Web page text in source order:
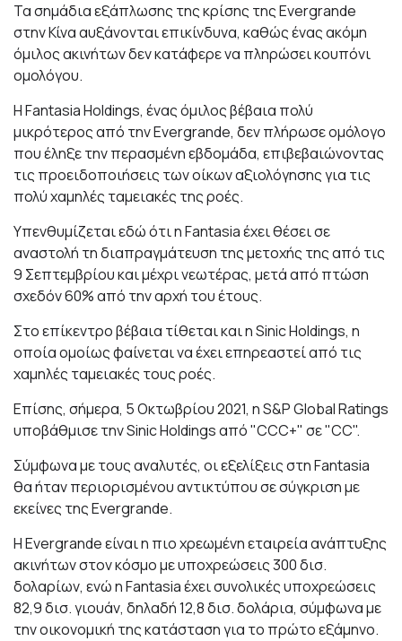
Τα σημάδια εξάπλωσης της κρίσης της Evergrande
στην Κίνα αυξάνονται επικίνδυνα, καθώς ένας ακόμη
όμιλος ακινήτων δεν κατάφερε να πληρώσει κουπόνι
ομολόγου.
Η Fantasia Holdings, ένας όμιλος βέβαια πολύ
μικρότερος από την Evergrande, δεν πλήρωσε ομόλογο
που έληξε την περασμένη εβδομάδα, επιβεβαιώνοντας
τις προειδοποιήσεις των οίκων αξιολόγησης για τις
πολύ χαμηλές ταμειακές της ροές.
Υπενθυμίζεται εδώ ότι η Fantasia έχει θέσει σε
αναστολή τη διαπραγμάτευση της μετοχής της από τις
9 Σεπτεμβρίου και μέχρι νεωτέρας, μετά από πτώση
σχεδόν 60% από την αρχή του έτους.
Στο επίκεντρο βέβαια τίθεται και η Sinic Holdings, η
οποία ομοίως φαίνεται να έχει επηρεαστεί από τις
χαμηλές ταμειακές τους ροές.
Επίσης, σήμερα, 5 Οκτωβρίου 2021, η S&P Global Ratings
υποβάθμισε την Sinic Holdings από "CCC+" σε "CC".
Σύμφωνα με τους αναλυτές, οι εξελίξεις στη Fantasia
θα ήταν περιορισμένου αντικτύπου σε σύγκριση με
εκείνες της Evergrande.
Η Evergrande είναι η πιο χρεωμένη εταιρεία ανάπτυξης
ακινήτων στον κόσμο με υποχρεώσεις 300 δισ.
δολαρίων, ενώ η Fantasia έχει συνολικές υποχρεώσεις
82,9 δισ. γιουάν, δηλαδή 12,8 δισ. δολάρια, σύμφωνα με
την οικονομική της κατάσταση για το πρώτο εξάμηνο.